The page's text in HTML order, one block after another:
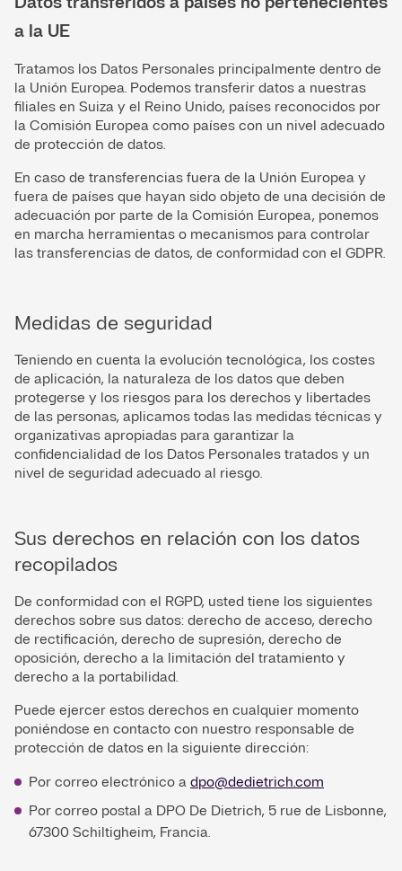
a la UE
Tratamos los Datos Personales principalmente dentro de
la Unión Europea. Podemos transferir datos a nuestras
filiales en Suiza y el Reino Unido, países reconocidos por
la Comisión Europea como países con un nivel adecuado
de protección de datos.
En caso de transferencias fuera de la Unión Europea y
fuera de países que hayan sido objeto de una decisión de
adecuación por parte de la Comisión Europea, ponemos
en marcha herramientas o mecanismos para controlar
las transferencias de datos, de conformidad con el GDPR.
Medidas de seguridad
Teniendo en cuenta la evolución tecnológica, los costes
de aplicación, la naturaleza de los datos que deben
protegerse y los riesgos para los derechos y libertades
de las personas, aplicamos todas las medidas técnicas y
organizativas apropiadas para garantizar la
confidencialidad de los Datos Personales tratados y un
nivel de seguridad adecuado al riesgo.
Sus derechos en relación con los datos
recopilados
De conformidad con el RGPD, usted tiene los siguientes
derechos sobre sus datos: derecho de acceso, derecho
de rectificación, derecho de supresión, derecho de
oposición, derecho a la limitación del tratamiento y
derecho a la portabilidad.
Puede ejercer estos derechos en cualquier momento
poniéndose en contacto con nuestro responsable de
protección de datos en la siguiente dirección:
Por correo electrónico adpo@dedietrich.com
Por correo postal a DPO De Dietrich, 5 rue de Lisbonne,
67300 Schiltigheim, Francia.